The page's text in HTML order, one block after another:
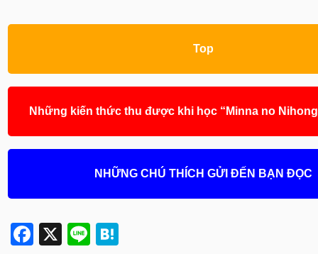
Top
Những kiến thức thu được khi học “Minna no
NHỮNG CHÚ THÍCH GỬI ĐẾN BẠN ĐỌC
Facebook
X Line